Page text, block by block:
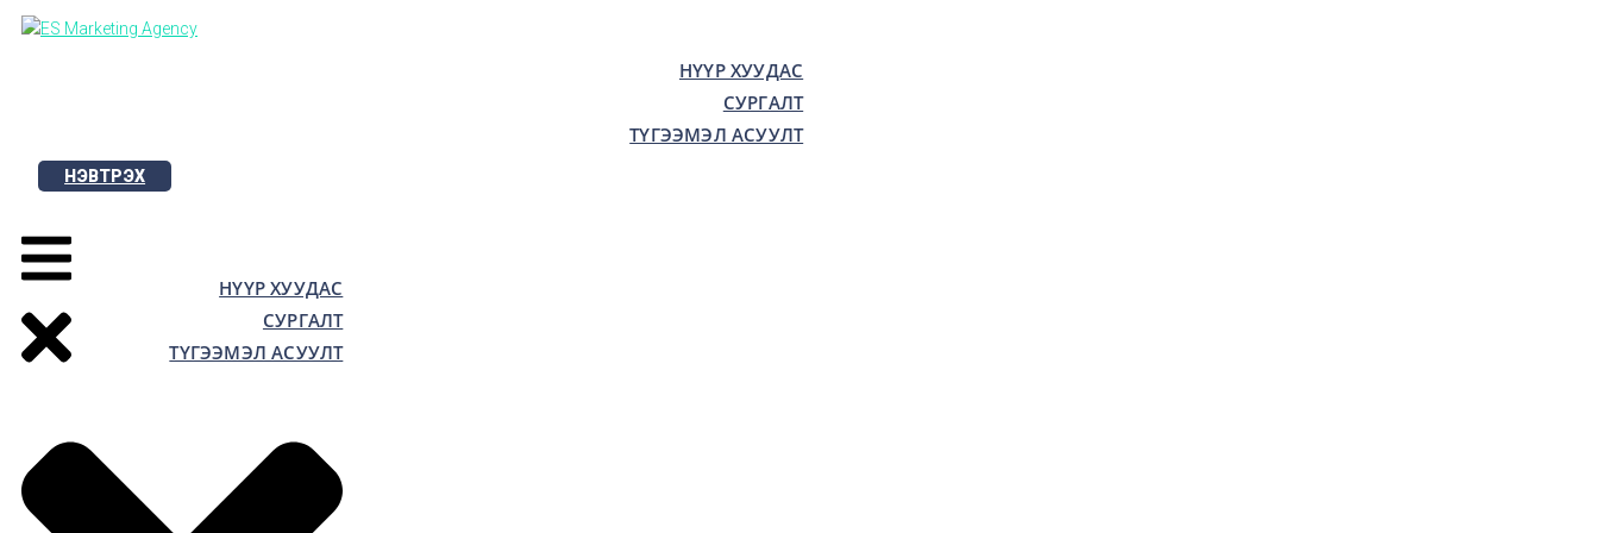
Skip
НҮҮР ХУУДАС
СУРГАЛТ
ТҮГЭЭМЭЛ АСУУЛТ
НЭВТРЭХ
НҮҮР ХУУДАС
СУРГАЛТ
ТҮГЭЭМЭЛ АСУУЛТ